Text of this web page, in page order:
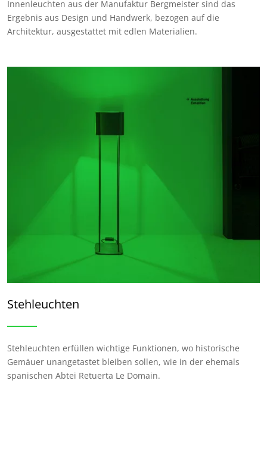
Innenleuchten aus der Manufaktur Bergmeister sind das
Ergebnis aus Design und Handwerk, bezogen auf die
Architektur, ausgestattet mit edlen Materialien.
Stehleuchten
Stehleuchten erfüllen wichtige Funktionen, wo historische
Gemäuer unangetastet bleiben sollen, wie in der ehemals
spanischen Abtei Retuerta Le Domain.